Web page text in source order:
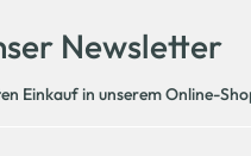
Newsletter
Einkauf in unserem Online-